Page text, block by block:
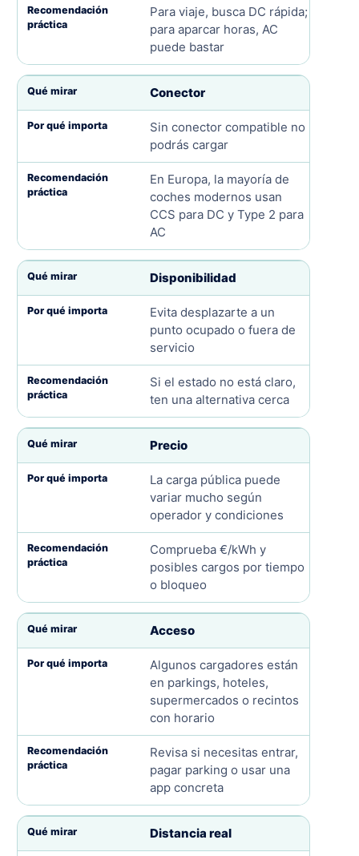
Para viaje, busca DC rápida;
para aparcar horas, AC
puede bastar
Conector
Sin conector compatible no
podrás cargar
En Europa, la mayoría de
coches modernos usan
CCS para DC y Type 2 para
AC
Disponibilidad
Evita desplazarte a un
punto ocupado o fuera de
servicio
Si el estado no está claro,
ten una alternativa cerca
Precio
La carga pública puede
variar mucho según
operador y condiciones
Comprueba €/kWh y
posibles cargos por tiempo
o bloqueo
Acceso
Algunos cargadores están
en parkings, hoteles,
supermercados o recintos
con horario
Revisa si necesitas entrar,
pagar parking o usar una
app concreta
Distancia real